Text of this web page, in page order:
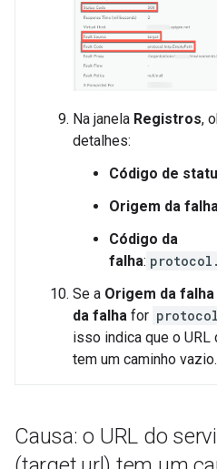
Na janela Registros,
detalhes:
Código de
Origem da
Código da
falha:
Se a Origem da falha
da falha for
isso indica que o
tem um caminho vazio.
Causa: o URL do